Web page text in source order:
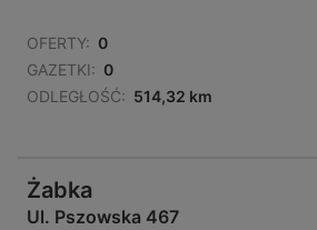
OFERTY: 0
GAZETKI: 0
ODLEGŁOŚĆ: 514,32 km
Żabka
Ul. Pszowska 467